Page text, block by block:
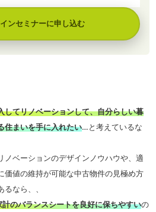
ンセミナーに申し込む
してリノベーションして、自分らしい暮
住まいを手に入れたい…と考えているな
ノベーションのデザインノウハウや、適
価値の維持が可能な中古物件の見極め方
なら、、
計のバランスシートを良好に保ちやすいの